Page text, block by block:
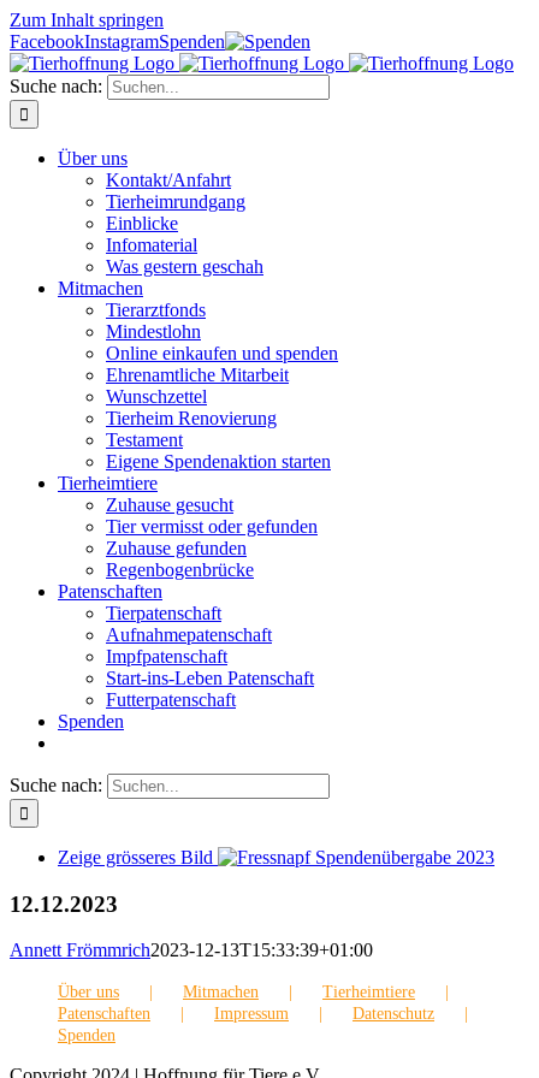
Zum Inhalt springen
FacebookInstagramSpenden
Suche nach:
Über uns
Kontakt/Anfahrt
Tierheimrundgang
Einblicke
Infomaterial
Was gestern geschah
Mitmachen
Tierarztfonds
Mindestlohn
Online einkaufen und spenden
Ehrenamtliche Mitarbeit
Wunschzettel
Tierheim Renovierung
Testament
Eigene Spendenaktion starten
Tierheimtiere
Zuhause gesucht
Tier vermisst oder gefunden
Zuhause gefunden
Regenbogenbrücke
Patenschaften
Tierpatenschaft
Aufnahmepatenschaft
Impfpatenschaft
Start-ins-Leben Patenschaft
Futterpatenschaft
Spenden
Suche nach:
Zeige grösseres Bild
12.12.2023
Annett Frömmrich2023-12-13T15:33:39+01:00
Über uns Mitmachen
Tierheimtiere
Patenschaften
Impressum
Datenschutz
Spenden